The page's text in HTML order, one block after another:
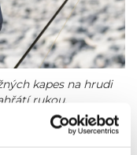
kapes na hrudi
rukou.